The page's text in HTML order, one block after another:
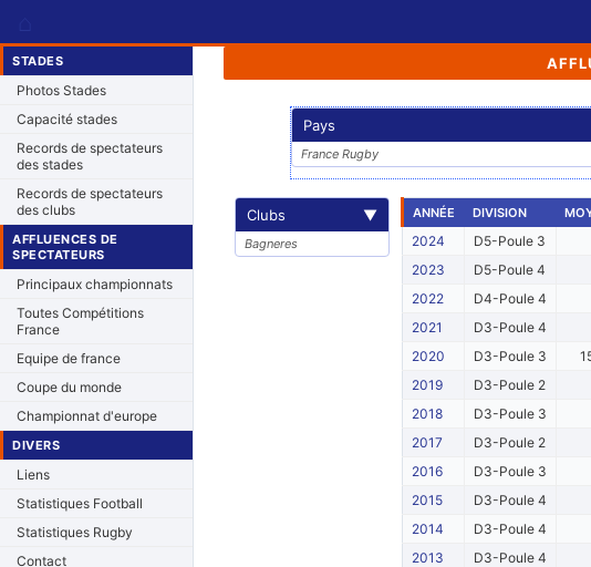
STADES
Photos Stades
Capacité stades
Records de spectateurs
des stades
Records de spectateurs
des clubs
AFFLUENCES DE
SPECTATEURS
Principaux championnats
Toutes Compétitions
France
Equipe de france
Coupe du monde
Championnat d'europe
DIVERS
Liens
Statistiques Football
Statistiques Rugby
Contact
Pays
France Rugby
Clubs ▼
Bagneres
ANNÉE DIVISION
2024
D5-Poule 3
2023
D5-Poule 4
2022
D4-Poule 4
2021
D3-Poule 4
2020
D3-Poule 3
2019
D3-Poule 2
2018
D3-Poule 3
2017
D3-Poule 2
2016
D3-Poule 3
2015
D3-Poule 4
2014
D3-Poule 4
2013
D3-Poule 4